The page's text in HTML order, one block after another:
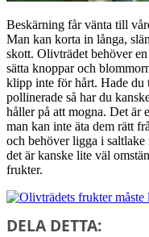
Beskärning får vänta till
Man kan korta in långa,
skott. Olivträdet behöver
sätta knoppar och
klipp inte för hårt. Hade du
pollinerade så har du
håller på att mogna. Det är
man kan inte äta dem rätt
och behöver ligga i
det är kanske lite väl
frukter.
DELA DETTA: